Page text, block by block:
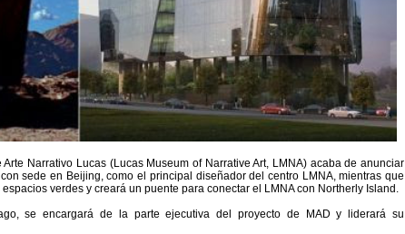
Narrativo Lucas (Lucas Museum of Narrative Art, LMNA) acaba de anunciar
sede en Beijing, como el principal diseñador del centro LMNA, mientras que
verdes y creará un puente para conectar el LMNA con Northerly Island.
se encargará de la parte ejecutiva del proyecto de MAD y liderará su